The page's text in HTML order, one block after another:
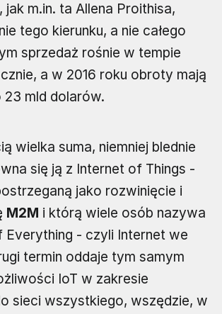
m.in. ta Allena Proithisa,
tego kierunku, a nie całego
sprzedaż rośnie w tempie
a w 2016 roku obroty mają
23 mld dolarów.
wielka suma, niemniej blednie
się ją z Internet of Things -
jako rozwinięcie i
M2M i którą wiele osób nazywa
Everything - czyli Internet we
termin oddaje tym samym
IoT w zakresie
sieci wszystkiego, wszędzie, w